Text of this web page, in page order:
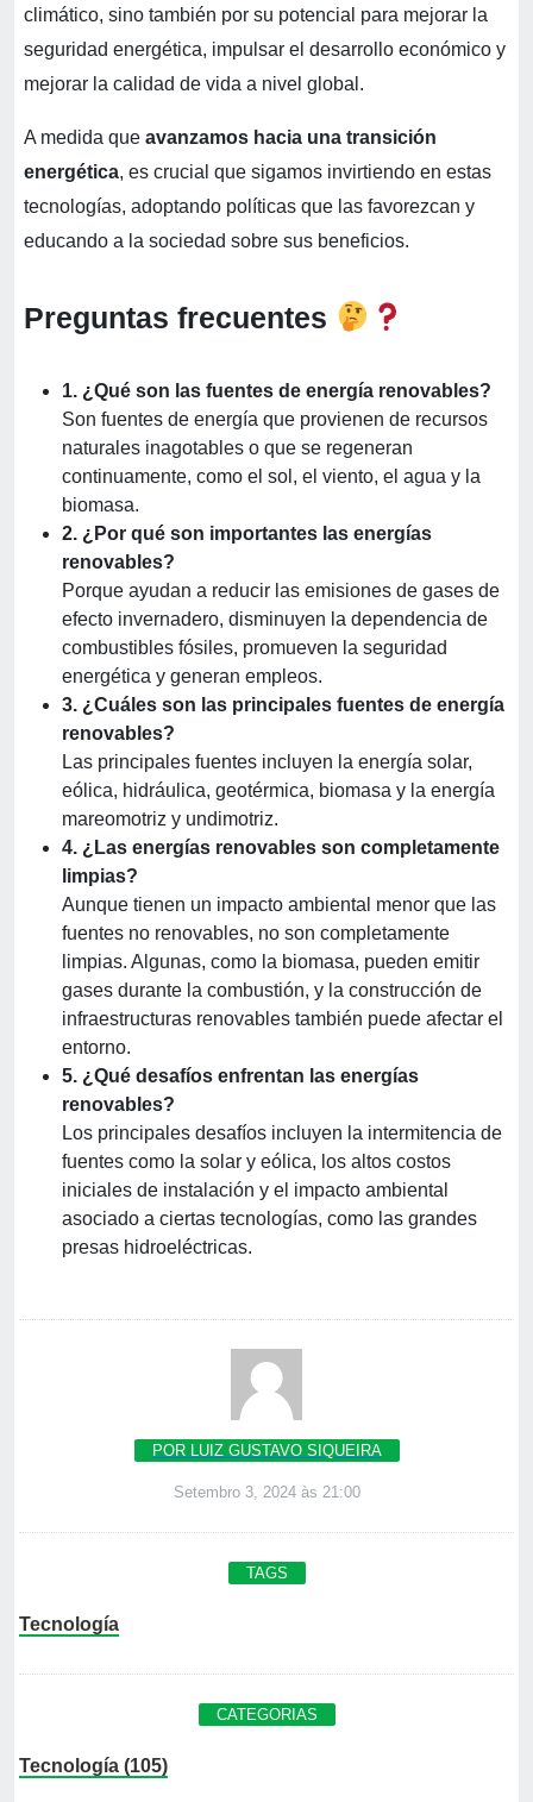
climático, sino también por su potencial para mejorar la
seguridad energética, impulsar el desarrollo económico y
mejorar la calidad de vida a nivel global.
A medida que avanzamos hacia una transición
energética, es crucial que sigamos invirtiendo en estas
tecnologías, adoptando políticas que las favorezcan y
educando a la sociedad sobre sus beneficios.
Preguntas frecuentes
1. ¿Qué son las fuentes de energía renovables?
Son fuentes de energía que provienen de recursos
naturales inagotables o que se regeneran
continuamente, como el sol, el viento, el agua y la
biomasa.
2. ¿Por qué son importantes las energías
renovables?
Porque ayudan a reducir las emisiones de gases de
efecto invernadero, disminuyen la dependencia de
combustibles fósiles, promueven la seguridad
energética y generan empleos.
3. ¿Cuáles son las principales fuentes de energía
renovables?
Las principales fuentes incluyen la energía solar,
eólica, hidráulica, geotérmica, biomasa y la energía
mareomotriz y undimotriz.
4. ¿Las energías renovables son completamente
limpias?
Aunque tienen un impacto ambiental menor que las
fuentes no renovables, no son completamente
limpias. Algunas, como la biomasa, pueden emitir
gases durante la combustión, y la construcción de
infraestructuras renovables también puede afectar el
entorno.
5. ¿Qué desafíos enfrentan las energías
renovables?
Los principales desafíos incluyen la intermitencia de
fuentes como la solar y eólica, los altos costos
iniciales de instalación y el impacto ambiental
asociado a ciertas tecnologías, como las grandes
presas hidroeléctricas.
POR LUIZ GUSTAVO SIQUEIRA
Setembro 3, 2024 às 21:00
TAGS
Tecnología
CATEGORIAS
Tecnología (105)